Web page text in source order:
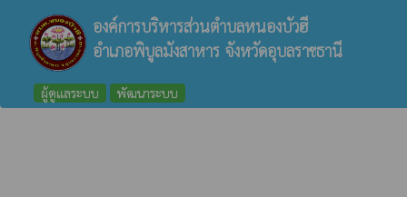
องค์การบริหารส่วนตำบลหนองบัวฮี
อำเภอพิบูลมังสาหาร จังหวัดอุบลราชธานี
ผู้ดูแลระบบ พัฒนาระบบ